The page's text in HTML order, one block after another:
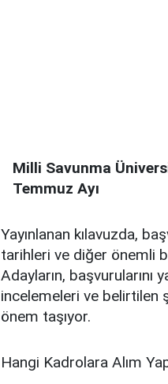
Milli Savunma
Temmuz Ayı
Yayınlanan kılavuzda,
tarihleri ve diğer önemli
Adayların, başvurularını
incelemeleri ve belirtilen
önem taşıyor.
Hangi Kadrolara Alım